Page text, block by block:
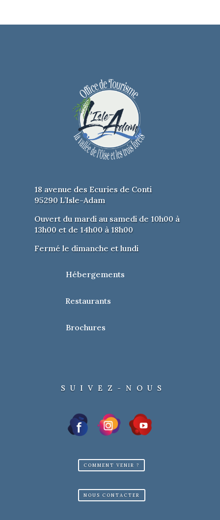
18 avenue des Ecuries de Conti
95290 L’Isle-Adam
Ouvert du mardi au samedi de 10h00 à
13h00 et de 14h00 à 18h00
Fermé le dimanche et lundi
Hébergements
Restaurants
Brochures
SUIVEZ-NOUS
COMMENT VENIR ?
NOUS CONTACTER